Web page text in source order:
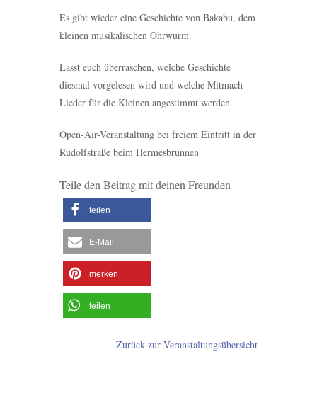
Es gibt wieder eine Geschichte von Bakabu, dem
kleinen musikalischen Ohrwurm.
Lasst euch überraschen, welche Geschichte
diesmal vorgelesen wird und welche Mitmach-
Lieder für die Kleinen angestimmt werden.
Open-Air-Veranstaltung bei freiem Eintritt in der
Rudolfstraße beim Hermesbrunnen
Teile den Beitrag mit deinen Freunden
teilen
E-Mail
merken
teilen
Zurück zur Veranstaltungsübersicht